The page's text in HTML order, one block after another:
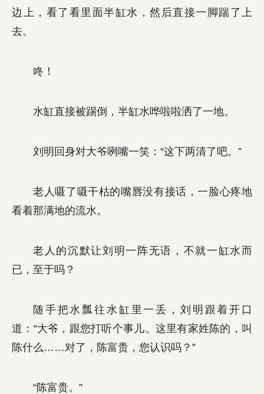
边上，看了看里面半缸水，然后直接一脚踹了上
去。
咚！
水缸直接被踢倒，半缸水哗啦啦洒了一地。
刘明回身对大爷咧嘴一笑：“这下两清了吧。”
老人嗫了嗫干枯的嘴唇没有接话，一脸心疼地
看着那满地的流水。
老人的沉默让刘明一阵无语，不就一缸水而
已，至于吗？
随手把水瓢往水缸里一丢，刘明跟着开口
道：“大爷，跟您打听个事儿。这里有家姓陈的，叫
陈什么……对了，陈富贵，您认识吗？”
“陈富贵。”